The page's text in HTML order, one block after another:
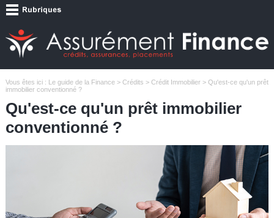
Vous êtes ici : Le guide de la Finance> Crédits > Crédit Immobilier> Qu'est-ce qu'un prêt
immobilier conventionné ?
Qu'est-ce qu'un prêt immobilier
conventionné ?